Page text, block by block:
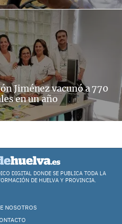
Jiménez vacunó a 770
en un año
DIGITAL DONDE SE PUBLICA TODA LA
DE HUELVA Y PROVINCIA.
NOSOTROS